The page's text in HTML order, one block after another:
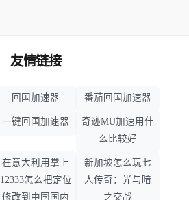
友情链接
回国加速器 番茄回国加速器
一键回国加速器
奇迹MU加速用什
么比较好
在意大利用掌上
12333怎么把定位
修改到中国国内
新加坡怎么玩七
人传奇：光与暗
之交战